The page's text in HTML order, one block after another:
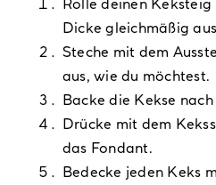
Dicke gleichmäßig
Steche mit dem
aus, wie du möchtest.
Backe die Kekse
Drücke mit dem
das Fondant.
Bedecke jeden Keks